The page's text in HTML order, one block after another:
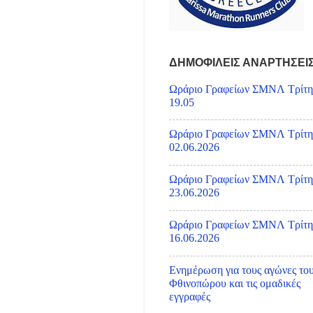
ΔΗΜΟΦΙΛΕΙΣ
Ωράριο Γραφείων ΣΜΝΛ Τρίτη
19.05
Ωράριο Γραφείων ΣΜΝΛ Τρίτη
02.06.2026
Ωράριο Γραφείων ΣΜΝΛ Τρίτη
23.06.2026
Ωράριο Γραφείων ΣΜΝΛ Τρίτη
16.06.2026
Ενημέρωση για τους αγώνες
Φθινοπώρου και τις ομαδικές
εγγραφές